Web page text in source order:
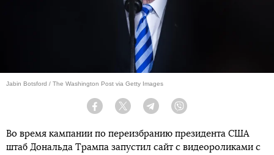
Jabin Botsford / The Washington Post via Getty Images
Facebook Twitter Telegram
Во время кампании по переизбранию президента США
штаб Дональда Трампа запустил сайт с видеороликами с